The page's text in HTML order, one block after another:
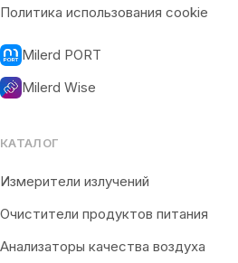
Политика использования cookie
Milerd PORT
Milerd Wise
КАТАЛОГ
Измерители излучений
Очистители продуктов питания
Анализаторы качества воздуха